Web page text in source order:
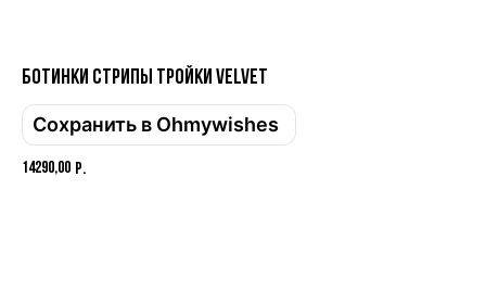
Привет! Дарим тебе -10% на первую
покупку! Подпишись на нашу рассылку
...и узнавай об акциях первой!
Ботинки СТРИПЫ тройки VELVET
Сохранить в Ohmywishes
14290,00 р.